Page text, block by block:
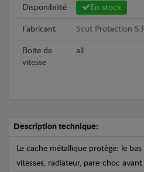
Disponibilité En stock
Fabricant Scut Protection
Boite de
vitesse
all
Description technique:
Le cache métallique protège: le
vitesses, radiateur, pare-choc avant